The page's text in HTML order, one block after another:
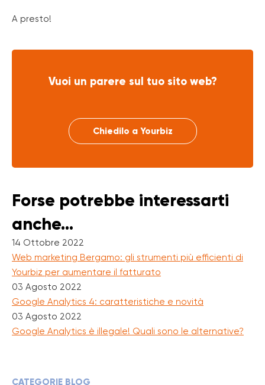
CATEGORIE BLOG
A presto!
Vuoi un parere sul tuo sito web?
Chiedilo a Yourbiz
Forse potrebbe interessarti
anche...
14 Ottobre 2022
Web marketing Bergamo: gli strumenti più efficienti di
Yourbiz per aumentare il fatturato
03 Agosto 2022
Google Analytics 4: caratteristiche e novità
03 Agosto 2022
Google Analytics è illegale! Quali sono le alternative?